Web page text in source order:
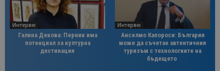
Интервю
Галина Декова: Перник има
потенциал за културна
дестинация
Интервю
Анселмо Капороси: България
може да съчетае автентичния
туризъм с технологиите на
бъдещето